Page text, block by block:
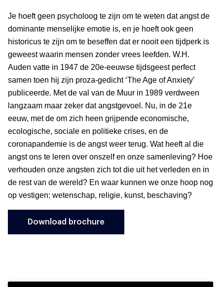
Je hoeft geen psycholoog te zijn om te weten dat angst de
dominante menselijke emotie is, en je hoeft ook geen
historicus te zijn om te beseffen dat er nooit een tijdperk is
geweest waarin mensen zonder vrees leefden. W.H.
Auden vatte in 1947 de 20e-eeuwse tijdsgeest perfect
samen toen hij zijn proza-gedicht ‘The Age of Anxiety’
publiceerde. Met de val van de Muur in 1989 verdween
langzaam maar zeker dat angstgevoel. Nu, in de 21e
eeuw, met de om zich heen grijpende economische,
ecologische, sociale en politieke crises, en de
coronapandemie is de angst weer terug. Wat heeft al die
angst ons te leren over onszelf en onze samenleving? Hoe
verhouden onze angsten zich tot die uit het verleden en in
de rest van de wereld? En waar kunnen we onze hoop nog
op vestigen: wetenschap, religie, kunst, beschaving?
Download brochure